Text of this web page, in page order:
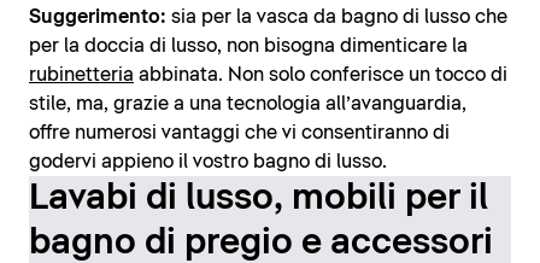
Suggerimento: sia per la vasca da bagno di lusso che
per la doccia di lusso, non bisogna dimenticare la
rubinetteria abbinata. Non solo conferisce un tocco di
stile, ma, grazie a una tecnologia all’avanguardia,
offre numerosi vantaggi che vi consentiranno di
godervi appieno il vostro bagno di lusso.
Lavabi di lusso, mobili per il
bagno di pregio e accessori